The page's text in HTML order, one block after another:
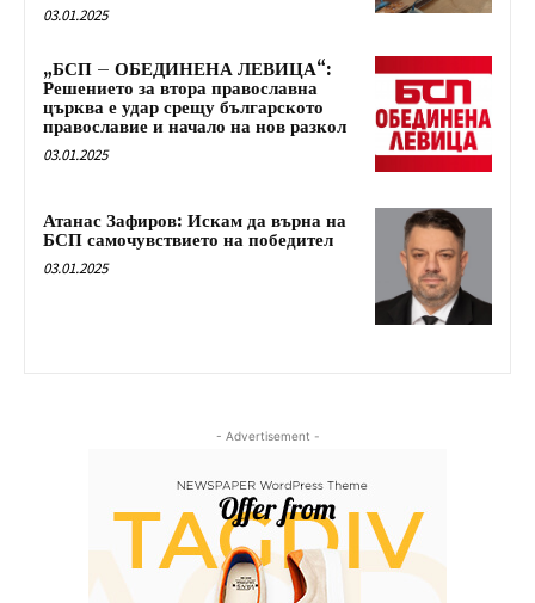
03.01.2025
„БСП – ОБЕДИНЕНА ЛЕВИЦА“:
Решението за втора православна
църква е удар срещу българското
православие и начало на нов разкол
03.01.2025
Атанас Зафиров: Искам да върна на
БСП самочувствието на победител
03.01.2025
- Advertisement -